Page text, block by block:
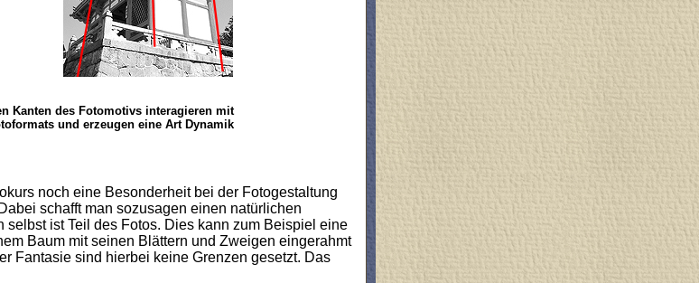
Kanten des Fotomotivs interagieren mit
und erzeugen eine Art Dynamik
noch eine Besonderheit bei der Fotogestaltung
schafft man sozusagen einen natürlichen
ist Teil des Fotos. Dies kann zum Beispiel eine
Baum mit seinen Blättern und Zweigen eingerahmt
Fantasie sind hierbei keine Grenzen gesetzt. Das